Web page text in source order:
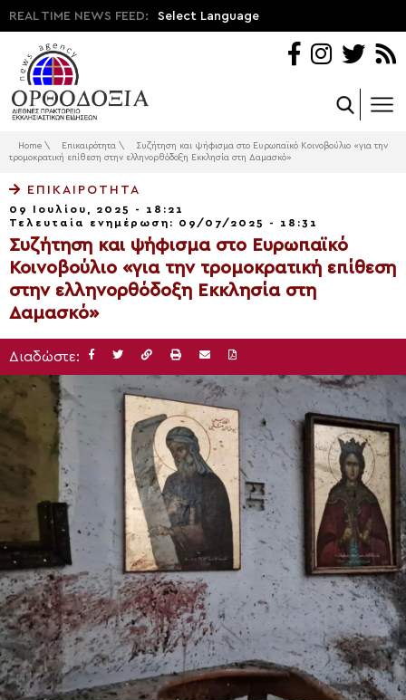
REAL TIME NEWS FEED: Select Language
Home \ Επικαιρότητα \
Συζήτηση και ψήφισμα στο Ευρωπαϊκό Κοινοβούλιο «για την
τρομοκρατική επίθεση στην ελληνορθόδοξη Εκκλησία στη Δαμασκό»
ΕΠΙΚΑΙΡΌΤΗΤΑ
09 Ιουλίου, 2025 - 18:21
Τελευταία ενημέρωση: 09/07/2025 - 18:31
Συζήτηση και ψήφισμα στο Ευρωπαϊκό
Κοινοβούλιο «για την τρομοκρατική επίθεση
στην ελληνορθόδοξη Εκκλησία στη
Δαμασκό»
Διαδώστε: